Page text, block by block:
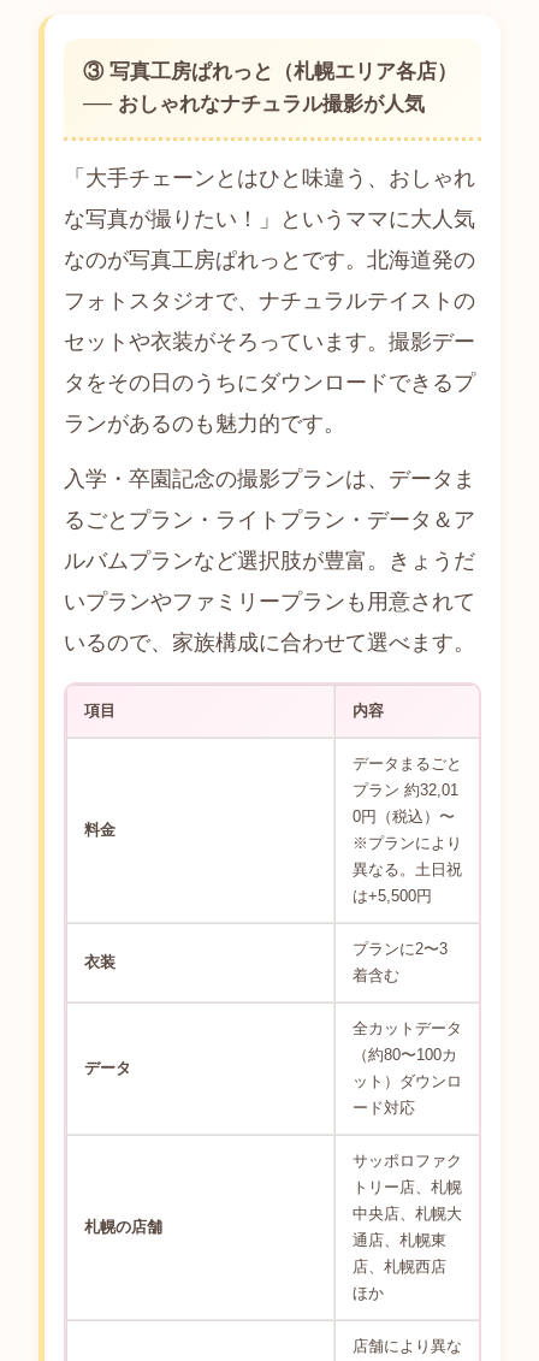
③ 写真工房ぱれっと（札幌エリア各店）
── おしゃれなナチュラル撮影が人気
「大手チェーンとはひと味違う、おしゃれ
な写真が撮りたい！」というママに大人気
なのが写真工房ぱれっとです。北海道発の
フォトスタジオで、ナチュラルテイストの
セットや衣装がそろっています。撮影デー
タをその日のうちにダウンロードできるプ
ランがあるのも魅力的です。
入学・卒園記念の撮影プランは、データま
るごとプラン・ライトプラン・データ＆ア
ルバムプランなど選択肢が豊富。きょうだ
いプランやファミリープランも用意されて
いるので、家族構成に合わせて選べます。
項目 内容
料金
データまるごと
プラン 約32,01
0円（税込）〜
※プランにより
異なる。土日祝
は+5,500円
衣装
プランに2〜3
着含む
データ
全カットデータ
（約80〜100カ
ット）ダウンロ
ード対応
札幌の店舗
サッポロファク
トリー店、札幌
中央店、札幌大
通店、札幌東
店、札幌西店
ほか
店舗により異な